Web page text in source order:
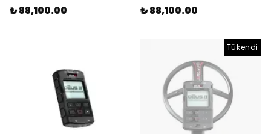
₺ 88,100.00 ₺ 88,100.00
Tükendi